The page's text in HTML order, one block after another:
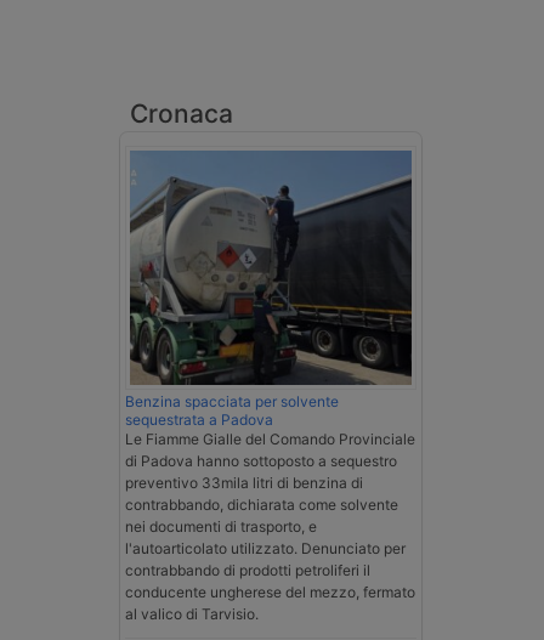
Cronaca
Benzina spacciata per solvente
sequestrata a Padova
Le Fiamme Gialle del Comando Provinciale
di Padova hanno sottoposto a sequestro
preventivo 33mila litri di benzina di
contrabbando, dichiarata come solvente
nei documenti di trasporto, e
l'autoarticolato utilizzato. Denunciato per
contrabbando di prodotti petroliferi il
conducente ungherese del mezzo, fermato
al valico di Tarvisio.